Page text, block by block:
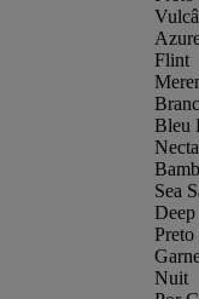
Flint
Bleu
Sea
Deep
Preto
Nuit